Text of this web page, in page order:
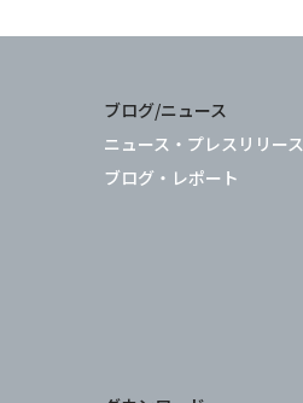
ブログ/ニュース
ニュース・プレスリリース
ブログ・レポート